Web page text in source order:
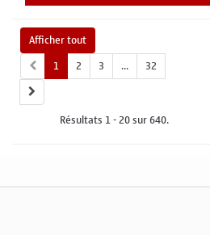
Afficher tout
1
2 3 ... 32
Résultats 1 - 20 sur 640.